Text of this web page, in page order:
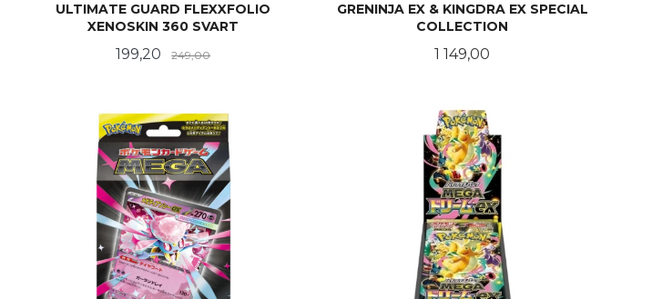
ULTIMATE GUARD FLEXXFOLIO
XENOSKIN 360 SVART
Tilbud
199,20 249,00Rabatt
GRENINJA EX & KINGDRA EX SPECIAL
COLLECTION
Pris
1 149,00